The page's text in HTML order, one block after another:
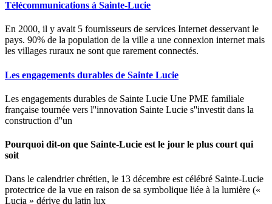
Télécommunications à Sainte-Lucie
En 2000, il y avait 5 fournisseurs de services Internet desservant le
pays. 90% de la population de la ville a une connexion internet mais
les villages ruraux ne sont que rarement connectés.
Les engagements durables de Sainte Lucie
Les engagements durables de Sainte Lucie Une PME familiale
française tournée vers l''innovation Sainte Lucie s''investit dans la
construction d''un
Pourquoi dit-on que Sainte-Lucie est le jour le plus court qui
soit
Dans le calendrier chrétien, le 13 décembre est célébré Sainte-Lucie
protectrice de la vue en raison de sa symbolique liée à la lumière («
Lucia » dérive du latin lux